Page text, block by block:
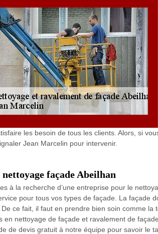
les besoin de tous les clients. Alors, si
Jean Marcelin pour intervenir.
nettoyage façade Abeilhan
à la recherche d’une entreprise pour le
pour tous vos types de façade. La façade
ce fait, il faut en prendre bien soin comme la
en nettoyage de façade et ravalement de
de devis gratuit à notre équipe pour savoir le